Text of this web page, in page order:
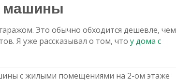
машины
Это обычно обходится дешевле, чем
Я уже рассказывал о том, что у дома с